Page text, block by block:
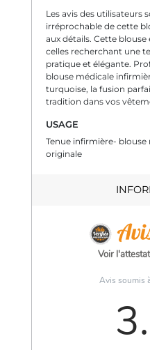
Les avis des utilisateurs
irréprochable de cette
aux détails. Cette
celles recherchant une
pratique et élégante.
blouse médicale
turquoise, la fusion
tradition dans vos
USAGE
Tenue infirmière-
originale
Voir
Avis soumis